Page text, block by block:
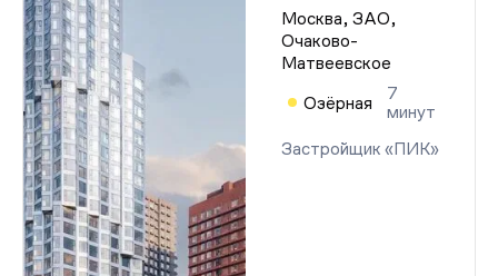
Москва, ЗАО,
Очаково-
Матвеевское
Озёрная
7
минут
Застройщик «ПИК»